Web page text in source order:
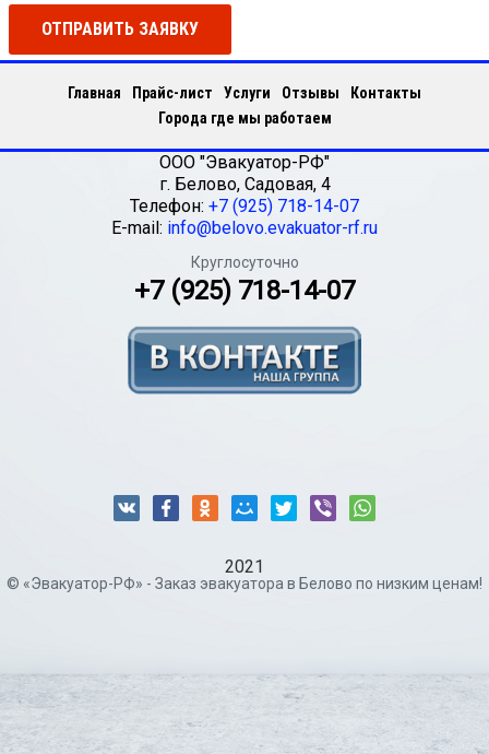
ОТПРАВИТЬ ЗАЯВКУ
Главная Прайс-лист Услуги Отзывы
Контакты
Города где мы работаем
ООО "Эвакуатор-РФ"
г. Белово, Садовая, 4
Телефон: +7 (925) 718-14-07
E-mail: info@belovo.evakuator-rf.ru
Круглосуточно
+7 (925) 718-14-07
2021
© «Эвакуатор-РФ» - Заказ эвакуатора в Белово по низким ценам!